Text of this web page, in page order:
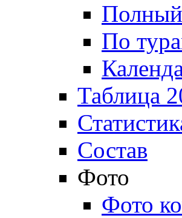
Полный
По
Таблица
Состав
Фото
Фото